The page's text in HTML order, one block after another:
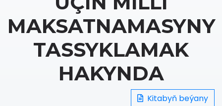
MAKSATNAMASYNY
TASSYKLAMAK
HAKYNDA
Kitabyň beýany